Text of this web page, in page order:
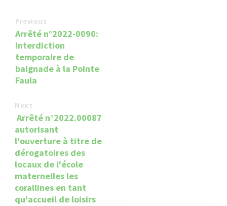
Previous
Arrêté n°2022-0090:
Interdiction
temporaire de
baignade à la Pointe
Faula
Next
Arrêté n°2022.00087
autorisant
l'ouverture à titre de
dérogatoires des
locaux de l'école
maternelles les
corallines en tant
qu'accueil de loisirs